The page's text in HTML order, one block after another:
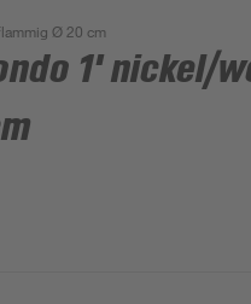
Ø 20 cm
1' nickel/